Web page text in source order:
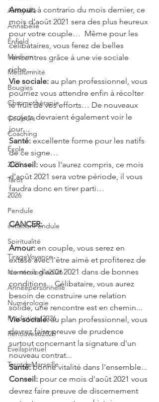
Amityville
Annabelle
Enfield
Médium
Médiumnité
Bougies
Chromothérapie
Couleurs
Coaching
École
2025
Tarot
2026
Pendule
initiationPendule
Spiritualité
TirageVoyance
Numérologie2026
Annéepersonnelle
Numérologie
Prédictions2026
Renouveau2026
Eveilspirituel
TarotdeMarseille
Amour: à contrario du mois dernier, ce
mois d’août 2021 sera des plus heureux
pour votre couple…  Même pour les
célibataires, vous ferez de belles
rencontres grâce à une vie sociale
riche…
Vie sociale: au plan professionnel, vous
pourriez vous attendre enfin à récolter
le fruit de vos efforts… De nouveaux
projets devraient également voir le
jour…
Santé: excellente forme pour les natifs
de ce signe…
Conseil: vous l’aurez compris, ce mois
d’août 2021 sera votre période, il vous
faudra donc en tirer parti…
CANCER:
Amour: en couple, vous serez en
extase avec l'être aimé et profiterez de
ce mois d'août 2021 dans de bonnes
conditions... Célibataire, vous aurez
besoin de construire une relation
solide, une rencontre est en chemin...
Vie sociale: au plan professionnel, vous
devrez faire preuve de prudence
surtout concernant la signature d'un
nouveau contrat...
Santé: bonne vitalité dans l'ensemble...
Conseil: pour ce mois d'août 2021 vous
devrez faire preuve de discernement